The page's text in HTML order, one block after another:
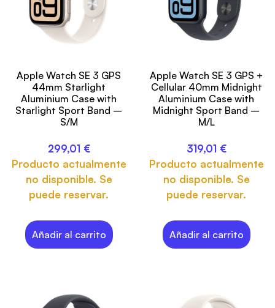
Apple Watch SE 3 GPS
44mm Starlight
Aluminium Case with
Starlight Sport Band –
S/M
299,01 €
Producto actualmente
no disponible. Se
puede reservar.
Añadir al carrito
Apple Watch SE 3 GPS +
Cellular 40mm Midnight
Aluminium Case with
Midnight Sport Band –
M/L
319,01 €
Producto actualmente
no disponible. Se
puede reservar.
Añadir al carrito